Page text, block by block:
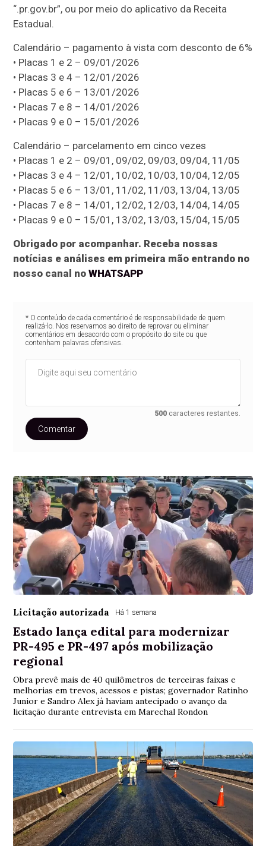
“.pr.gov.br”, ou por meio do aplicativo da Receita
Estadual.
Calendário – pagamento à vista com desconto de 6%
• Placas 1 e 2 – 09/01/2026
• Placas 3 e 4 – 12/01/2026
• Placas 5 e 6 – 13/01/2026
• Placas 7 e 8 – 14/01/2026
• Placas 9 e 0 – 15/01/2026
Calendário – parcelamento em cinco vezes
• Placas 1 e 2 – 09/01, 09/02, 09/03, 09/04, 11/05
• Placas 3 e 4 – 12/01, 10/02, 10/03, 10/04, 12/05
• Placas 5 e 6 – 13/01, 11/02, 11/03, 13/04, 13/05
• Placas 7 e 8 – 14/01, 12/02, 12/03, 14/04, 14/05
• Placas 9 e 0 – 15/01, 13/02, 13/03, 15/04, 15/05
Obrigado por acompanhar. Receba nossas
notícias e análises em primeira mão entrando no
nosso canal noWHATSAPP
* O conteúdo de cada comentário é de responsabilidade de quem
realizá-lo. Nos reservamos ao direito de reprovar ou eliminar
comentários em desacordo com o propósito do site ou que
contenham palavras ofensivas.
500 caracteres restantes.
Comentar
Licitação autorizada Há 1 semana
Estado lança edital para modernizar
PR-495 e PR-497 após mobilização
regional
Obra prevê mais de 40 quilômetros de terceiras faixas e
melhorias em trevos, acessos e pistas; governador Ratinho
Junior e Sandro Alex já haviam antecipado o avanço da
licitação durante entrevista em Marechal Rondon